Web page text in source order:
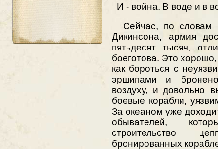
И - война. В воде и в
Сейчас, по словам
Дикинсона, армия
пятьдесят тысяч,
боеготова. Это
как бороться с
эршипами и
воздуху, и довольно
боевые корабли,
За океаном уже
обывателей,
строительство
бронированных